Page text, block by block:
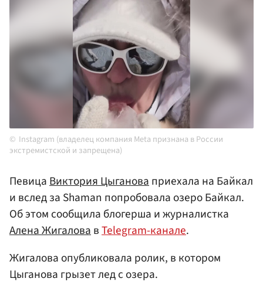
Instagram (владелец компания Meta признана в России
экстремистской и запрещена)
ПевицаВиктория Цыгановаприехала на Байкал
и вслед за Shaman попробовала озеро Байкал.
Об этом сообщила блогерша и журналистка
Алена ЖигаловавTelegram-канале.
Жигалова опубликовала ролик, в котором
Цыганова грызет лед с озера.